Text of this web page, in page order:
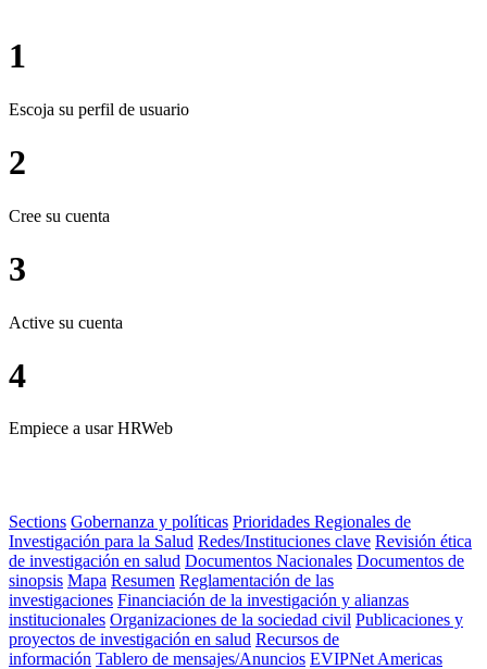
1
Escoja su perfil de usuario
2
Cree su cuenta
3
Active su cuenta
4
Empiece a usar HRWeb
Sections Gobernanza y políticas Prioridades Regionales de
Investigación para la Salud Redes/Instituciones clave Revisión ética
de investigación en salud Documentos Nacionales Documentos de
sinopsis Mapa Resumen Reglamentación de las
investigaciones Financiación de la investigación y alianzas
institucionales Organizaciones de la sociedad civil Publicaciones y
proyectos de investigación en salud Recursos de
información Tablero de mensajes/Anuncios EVIPNet Americas